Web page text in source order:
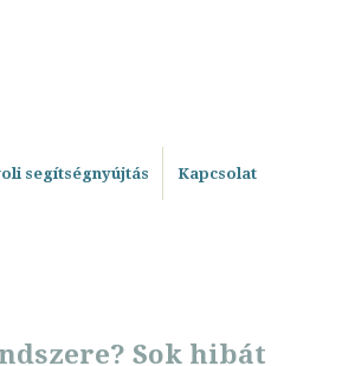
segítségnyújtás Kapcsolat
Sok hibát